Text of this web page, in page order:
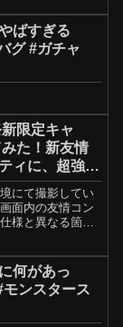
ばすぎる
グ #ガチャ
限定キャ
た！新友情
ィに、超強力
だくさん！
シストスキル
ラ使ってみた
にて撮影してい
面内の友情コン
様と異なる箇所
となっておりま
だ...
何があっ
ンスタース